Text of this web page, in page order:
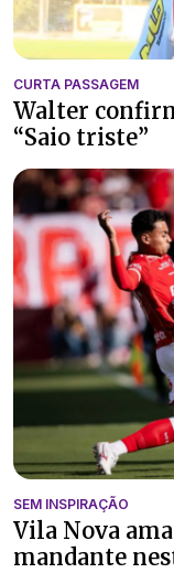
CURTA PASSAGEM
Walter
“Saio triste”
SEM INSPIRAÇÃO
Vila Nova
mandante